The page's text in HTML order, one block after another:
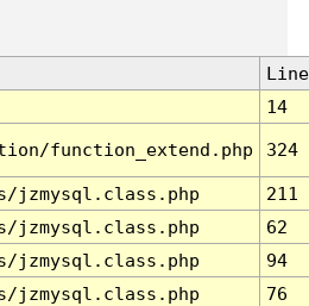
Line
14
function_extend.php 324
jzmysql.class.php
211
jzmysql.class.php
62
jzmysql.class.php
94
jzmysql.class.php 76